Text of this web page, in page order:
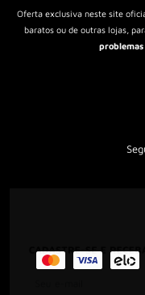
CADASTRE-SE E
Termos de Serviço
Oferta exclusiva neste site
baratos ou de outras lojas,
problemas